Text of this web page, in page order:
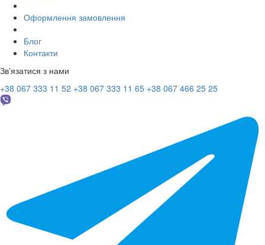
Оформлення замовлення
Блог
Контакти
Зв'язатися з нами
+38 067 333 11 52 +38 067 333 11 65 +38 067 466 25 25